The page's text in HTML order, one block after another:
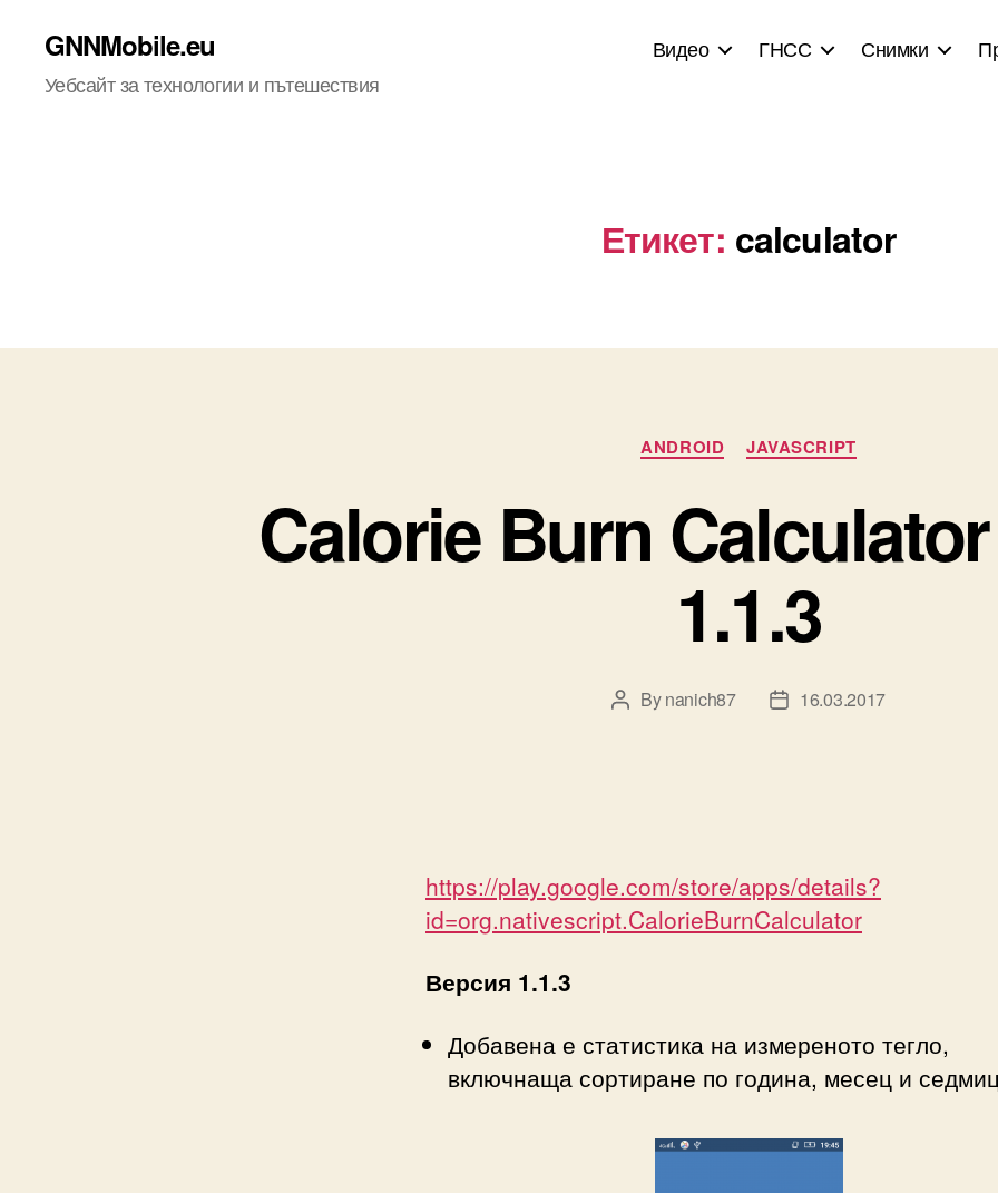
GNNMobile.eu
Уебсайт за технологии и пътешествия
Видео ГНСС Снимки
Етикет: calculator
Categories
ANDROID JAVASCRIPT
Calorie Burn
1.1.3
PostBynanich87
Post16.03.2017
https://play.google.com/store/apps/details?
id=org.nativescript.CalorieBurnCalculator
Версия 1.1.3
Добавена е статистика на измереното тегло,
включнаща сортиране по година, месец и